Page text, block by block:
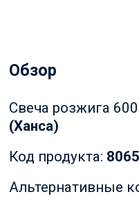
Обзор
Свеча розжига
(Ханса)
Код продукта:
Альтернативные